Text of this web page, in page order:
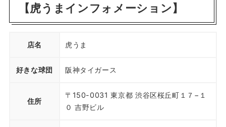
【虎うまインフォメーション】
店名 虎うま
好きな球団 阪神タイガース
住所
〒150-0031 東京都 渋谷区桜丘町１７−１
０ 吉野ビル